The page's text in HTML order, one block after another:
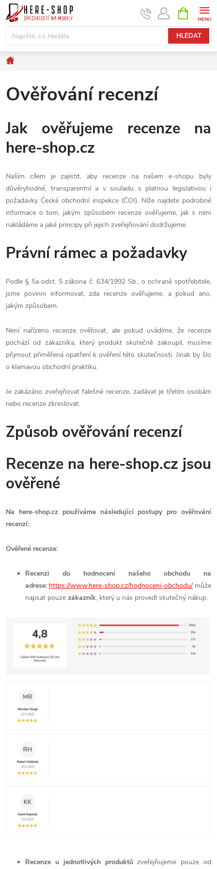
Přejít
na
obsah
HLEDAT
NÁKUPNÍ
KOŠÍK
Ověřování recenzí
Jak ověřujeme recenze na
here-shop.cz
Naším cílem je zajistit, aby recenze na našem e-shopu byly
důvěryhodné, transparentní a v souladu s platnou legislativou i
požadavky České obchodní inspekce (ČOI). Níže najdete podrobné
informace o tom, jakým způsobem recenze ověřujeme, jak s nimi
nakládáme a jaké principy při jejich zveřejňování dodržujeme.
Právní rámec a požadavky
Podle § 5a odst. 5 zákona č. 634/1992 Sb., o ochraně spotřebitele,
jsme povinni informovat, zda recenze ověřujeme, a pokud ano,
jakým způsobem.
Není nařízeno recenze ověřovat, ale pokud uvádíme, že recenze
pochází od zákazníka, který produkt skutečně zakoupil, musíme
přijmout přiměřená opatření k ověření této skutečnosti. Jinak by šlo
o klamavou obchodní praktiku.
Je zakázáno zveřejňovat falešné recenze, zadávat je třetím osobám
nebo recenze zkreslovat.
Způsob ověřování recenzí
Recenze na here-shop.cz jsou
ověřené
Na here-shop.cz používáme následující postupy pro ověřování
recenzí:
Ověřené recenze:
Recenzi do hodnocení našeho obchodu na
adrese: https://www.here-shop.cz/hodnoceni-obchodu/ může
napsat pouze zákazník, který u nás provedl skutečný nákup.
Recenze u jednotlivých produktůzveřejňujeme pouze od